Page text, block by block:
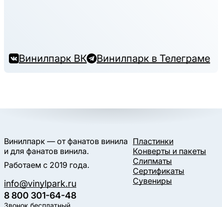
Винилпарк ВК Винилпарк в Телеграме
Винилпарк — от фанатов винила
и для фанатов винила.
Работаем с 2019 года.
info@vinylpark.ru
8 800 301-64-48
Звонок бесплатный
Пластинки
Конверты и пакеты
Слипматы
Сертификаты
Сувениры